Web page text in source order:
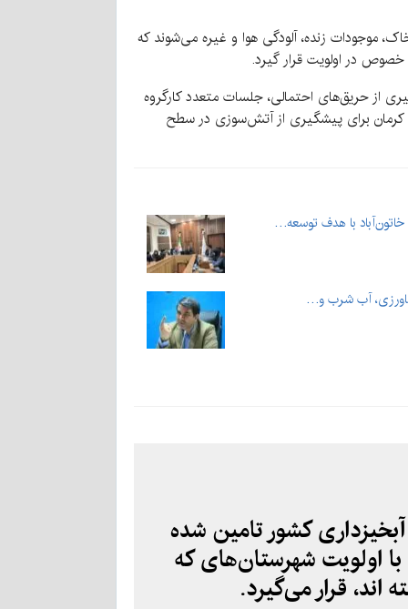
موجودات زنده، آلودگی هوا و غیره می‌شوند که
خصوص در اولویت قرار گیرد.
از حریق‌های احتمالی، جلسات متعدد کارگروه
کرمان برای پیشگیری از آتش‌سوزی در سطح
با هدف توسعه…
آب شرب و…
کشور تامین شده
اولویت شهرستان‌های که
قرار می‌گیرد.